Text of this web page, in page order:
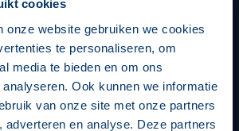
cookies
onze website gebruiken we cookies
te personaliseren, om
media te bieden en om ons
Ook kunnen we informatie
van onze site met onze partners
adverteren en analyse. Deze partners